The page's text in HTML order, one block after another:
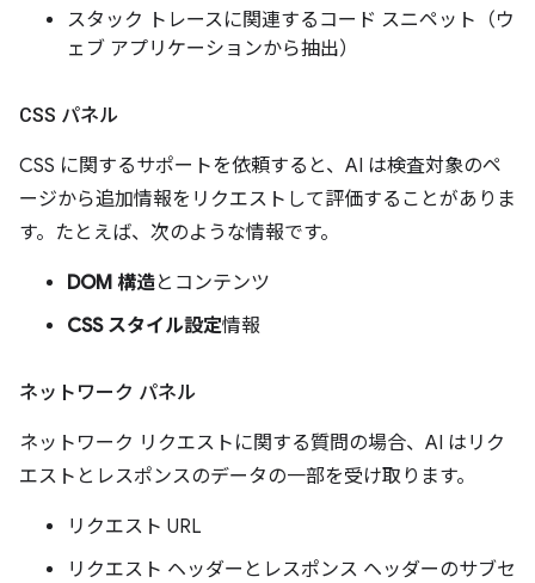
スタック トレースに関連するコード スニペット（ウ
ェブ アプリケーションから抽出）
CSS パネル
CSS に関するサポートを依頼すると、AI は検査対象のペ
ージから追加情報をリクエストして評価することがありま
す。たとえば、次のような情報です。
DOM 構造とコンテンツ
CSS スタイル設定情報
ネットワーク パネル
ネットワーク リクエストに関する質問の場合、AI はリク
エストとレスポンスのデータの一部を受け取ります。
リクエスト URL
リクエスト ヘッダーとレスポンス ヘッダーのサブセ